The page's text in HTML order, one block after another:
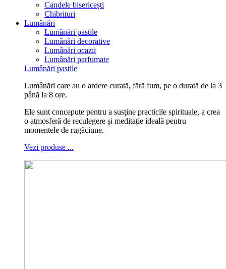
Candele bisericești
Chibrituri
Lumânări
Lumânări pastile
Lumânări decorative
Lumânări ocazii
Lumânări parfumate
Lumânări pastile
Lumânări care au o ardere curată, fără fum, pe o durată de la 3
până la 8 ore.
Ele sunt concepute pentru a susține practicile spirituale, a crea
o atmosferă de reculegere și meditație ideală pentru
momentele de rugăciune.
Vezi produse ...